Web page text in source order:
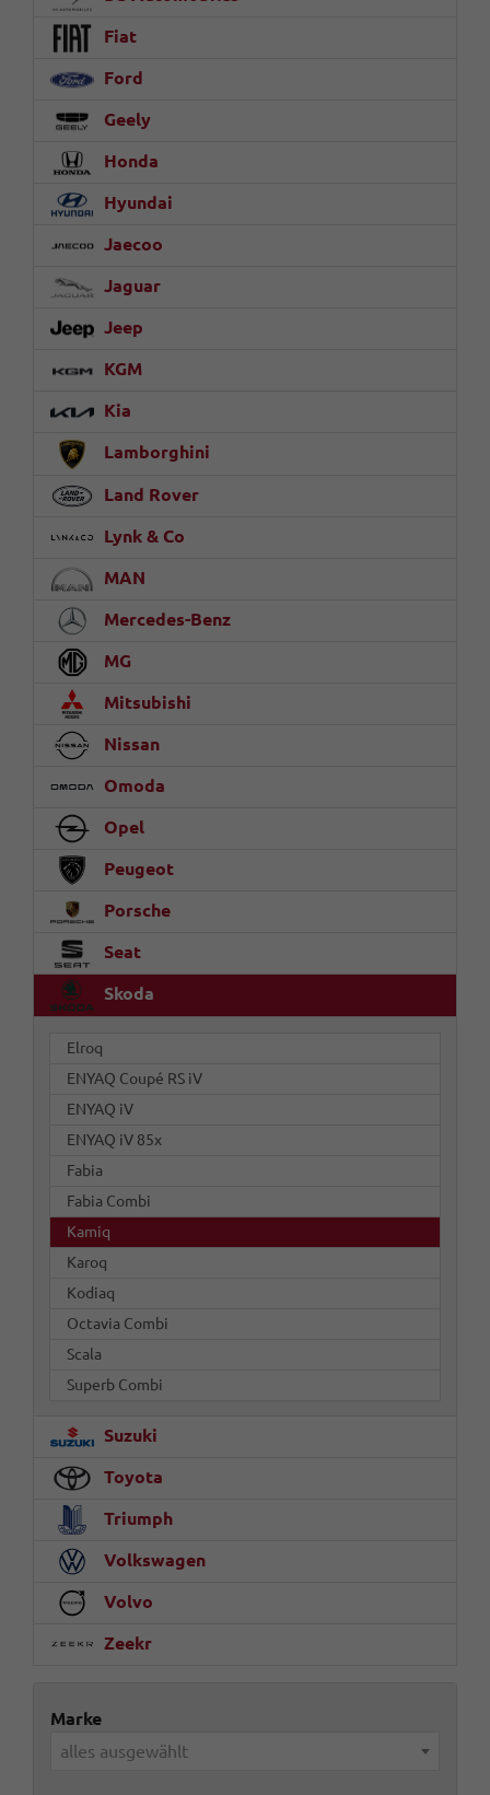
Fiat
Ford
Geely
Honda
Hyundai
Jaecoo
Jaguar
Jeep
KGM
Kia
Lamborghini
Land Rover
Lynk & Co
MAN
Mercedes-Benz
MG
Mitsubishi
Nissan
Omoda
Opel
Peugeot
Porsche
Seat
Skoda
Elroq
ENYAQ Coupé RS iV
ENYAQ iV
ENYAQ iV 85x
Fabia
Fabia Combi
Kamiq
Karoq
Kodiaq
Octavia Combi
Scala
Superb Combi
Suzuki
Toyota
Triumph
Volkswagen
Volvo
Zeekr
Marke
alles ausgewählt